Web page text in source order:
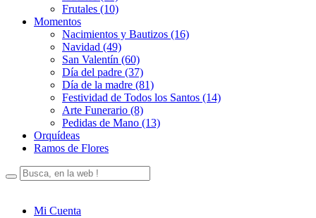
Frutales (10)
Momentos
Nacimientos y Bautizos (16)
Navidad (49)
San Valentín (60)
Día del padre (37)
Día de la madre (81)
Festividad de Todos los Santos (14)
Arte Funerario (8)
Pedidas de Mano (13)
Orquídeas
Ramos de Flores
Mi Cuenta